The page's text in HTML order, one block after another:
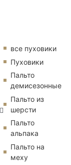
все пуховики
Пуховики
Пальто
демисезонные
Пальто из
шерсти
Пальто
альпака
Пальто на
меху